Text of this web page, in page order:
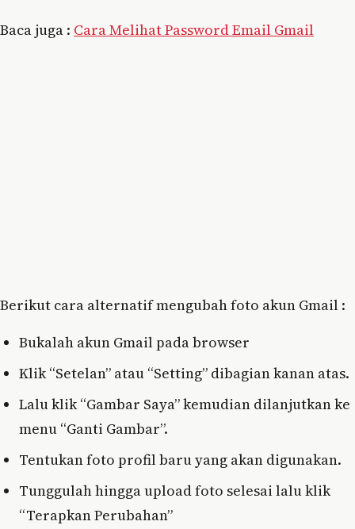
Baca juga : Cara Melihat Password Email Gmail
Berikut cara alternatif mengubah foto akun Gmail :
Bukalah akun Gmail pada browser
Klik “Setelan” atau “Setting” dibagian kanan atas.
Lalu klik “Gambar Saya” kemudian dilanjutkan ke
menu “Ganti Gambar”.
Tentukan foto profil baru yang akan digunakan.
Tunggulah hingga upload foto selesai lalu klik
“Terapkan Perubahan”